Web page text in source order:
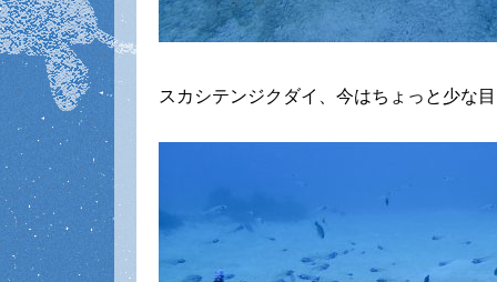
スカシテンジクダイ、今はちょっと少な